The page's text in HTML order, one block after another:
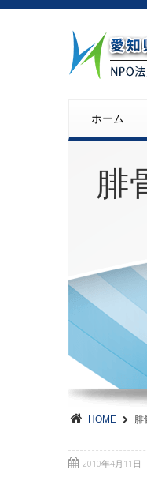
ホーム
腓
HOME 腓
2010年4月11日